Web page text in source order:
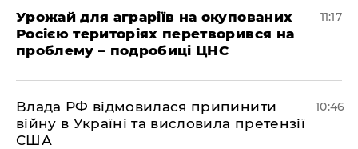
Урожай для аграріїв на окупованих
Росією територіях перетворився на
проблему – подробиці ЦНС
11:17
Влада РФ відмовилася припинити
війну в Україні та висловила претензії
США
10:46